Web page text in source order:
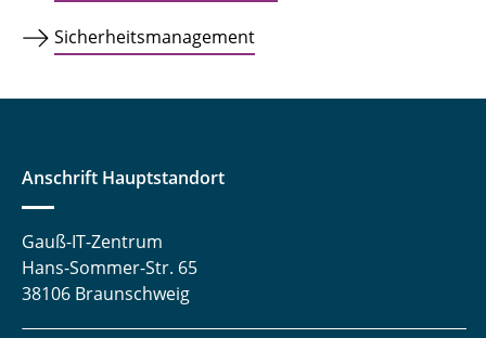
Sicherheitsmanagement
Anschrift Hauptstandort
Gauß-IT-Zentrum
Hans-Sommer-Str. 65
38106 Braunschweig